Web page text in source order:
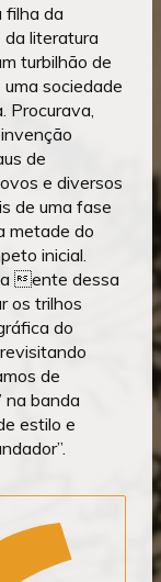
filha da
da literatura
turbilhão de
sociedade
Procurava,
de
e diversos
de uma fase
metade do
inicial.
ente dessa
os trilhos
do
de
na banda
estilo e